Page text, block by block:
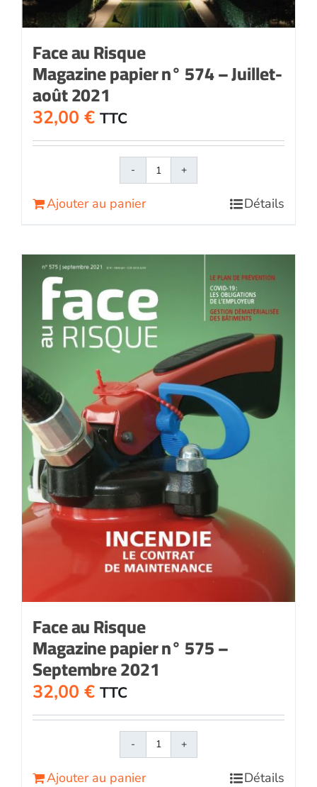
Face au Risque
Magazine papier n° 574 – Juillet-
août 2021
32,00 € TTC
quantité
papier
574
-
Juillet-
2021
Ajouter au panier Détails
Face au Risque
Magazine papier n° 575 –
Septembre 2021
32,00 € TTC
quantité
Ajouter au panier Détails